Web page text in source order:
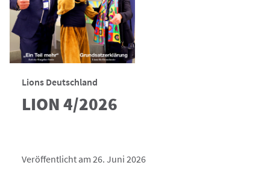
Lions Deutschland
LION 4/2026
Veröffentlicht am 26. Juni 2026